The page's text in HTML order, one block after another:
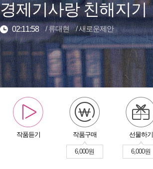
경제기사랑 친해지기
02:11:58 /류대현 /새로운제안
작품듣기 작품구매
6,000원
선물하기
6,000원